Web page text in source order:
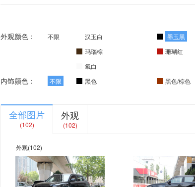
外观颜色： 不限 汉玉白 墨玉黑
玛瑙棕
珊瑚红
氧白
内饰颜色： 不限 黑色 黑色/棕色
全部图片
(102)
外观
(102)
外观(102)